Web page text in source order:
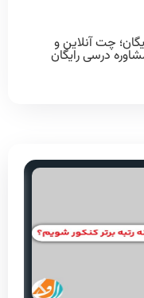
چت آنلاین و
درسی رایگان